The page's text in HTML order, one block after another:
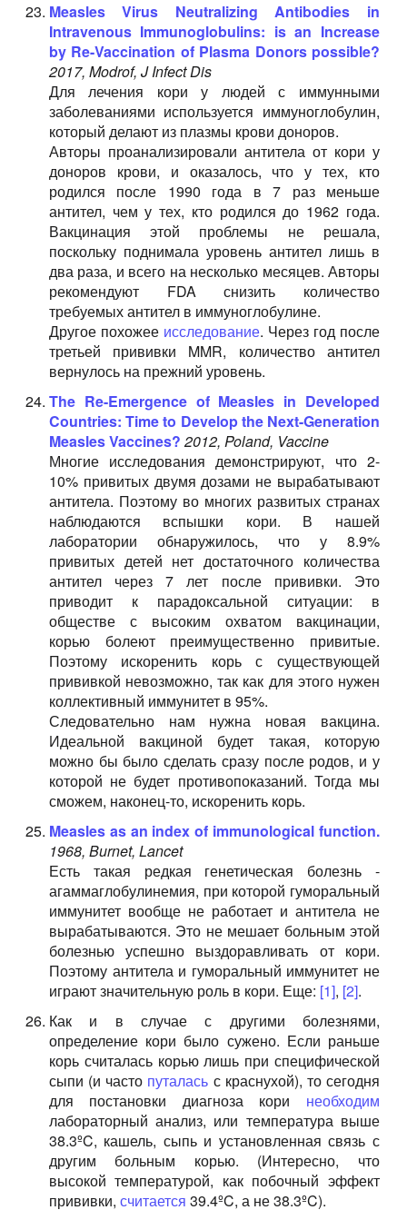
Measles Virus Neutralizing Antibodies in
Intravenous Immunoglobulins: is an Increase
by Re-Vaccination of Plasma Donors possible?
2017, Modrof, J Infect Dis
Для лечения кори у людей с иммунными
заболеваниями используется иммуноглобулин,
который делают из плазмы крови доноров.
Авторы проанализировали антитела от кори у
доноров крови, и оказалось, что у тех, кто
родился после 1990 года в 7 раз меньше
антител, чем у тех, кто родился до 1962 года.
Вакцинация этой проблемы не решала,
поскольку поднимала уровень антител лишь в
два раза, и всего на несколько месяцев. Авторы
рекомендуют FDA снизить количество
требуемых антител в иммуноглобулине.
Другое похожее исследование. Через год после
третьей прививки MMR, количество антител
вернулось на прежний уровень.
The Re-Emergence of Measles in Developed
Countries: Time to Develop the Next-Generation
Measles Vaccines? 2012, Poland, Vaccine
Многие исследования демонстрируют, что 2-
10% привитых двумя дозами не вырабатывают
антитела. Поэтому во многих развитых странах
наблюдаются вспышки кори. В нашей
лаборатории обнаружилось, что у 8.9%
привитых детей нет достаточного количества
антител через 7 лет после прививки. Это
приводит к парадоксальной ситуации: в
обществе с высоким охватом вакцинации,
корью болеют преимущественно привитые.
Поэтому искоренить корь с существующей
прививкой невозможно, так как для этого нужен
коллективный иммунитет в 95%.
Следовательно нам нужна новая вакцина.
Идеальной вакциной будет такая, которую
можно бы было сделать сразу после родов, и у
которой не будет противопоказаний. Тогда мы
сможем, наконец-то, искоренить корь.
Measles as an index of immunological function.
1968, Burnet, Lancet
Есть такая редкая генетическая болезнь -
агаммаглобулинемия, при которой гуморальный
иммунитет вообще не работает и антитела не
вырабатываются. Это не мешает больным этой
болезнью успешно выздоравливать от кори.
Поэтому антитела и гуморальный иммунитет не
играют значительную роль в кори. Еще: [1], [2].
Как и в случае с другими болезнями,
определение кори было сужено. Если раньше
корь считалась корью лишь при специфической
сыпи (и часто путалась с краснухой), то сегодня
для постановки диагноза кори необходим
лабораторный анализ, или температура выше
38.3ºC, кашель, сыпь и установленная связь с
другим больным корью. (Интересно, что
высокой температурой, как побочный эффект
прививки, считается 39.4ºC, а не 38.3ºC).